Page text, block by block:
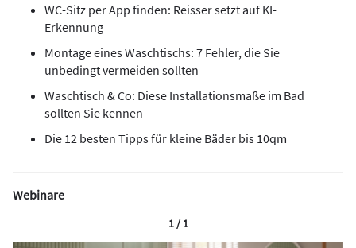
WC-Sitz per App finden: Reisser setzt auf KI-
Erkennung
Montage eines Waschtischs: 7 Fehler, die Sie
unbedingt vermeiden sollten
Waschtisch & Co: Diese Installationsmaße im Bad
sollten Sie kennen
Die 12 besten Tipps für kleine Bäder bis 10qm
Webinare
1 / 1